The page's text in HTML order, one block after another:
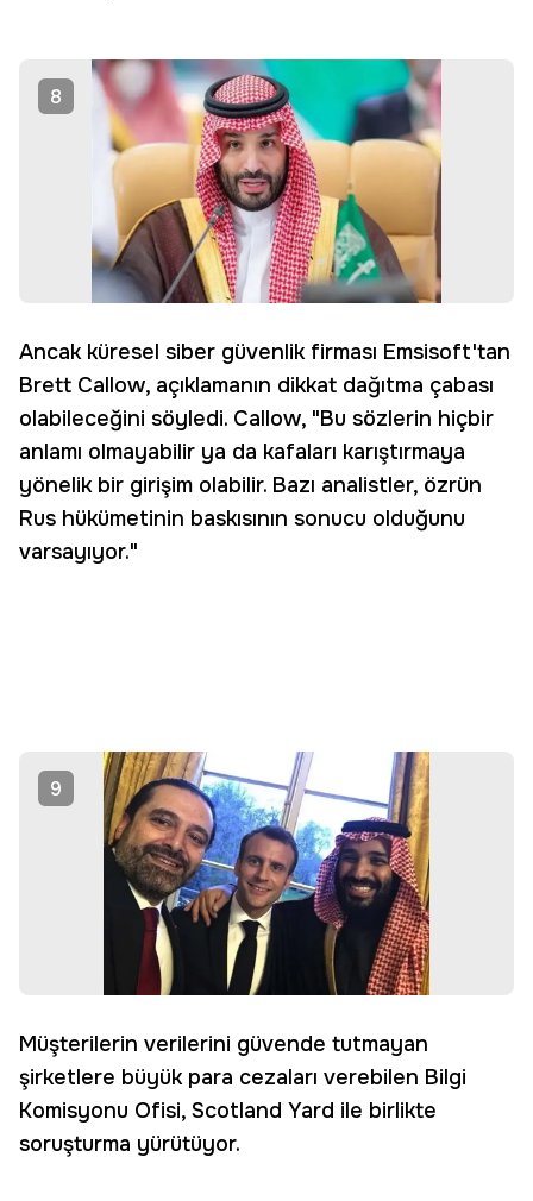
8
Ancak küresel siber güvenlik firması Emsisoft'tan
Brett Callow, açıklamanın dikkat dağıtma çabası
olabileceğini söyledi. Callow, "Bu sözlerin hiçbir
anlamı olmayabilir ya da kafaları karıştırmaya
yönelik bir girişim olabilir. Bazı analistler, özrün
Rus hükümetinin baskısının sonucu olduğunu
varsayıyor."
9
Müşterilerin verilerini güvende tutmayan
şirketlere büyük para cezaları verebilen Bilgi
Komisyonu Ofisi, Scotland Yard ile birlikte
soruşturma yürütüyor.